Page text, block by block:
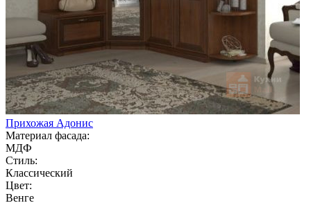
Прихожая Адонис
Материал фасада:
МДФ
Стиль:
Классический
Цвет:
Венге